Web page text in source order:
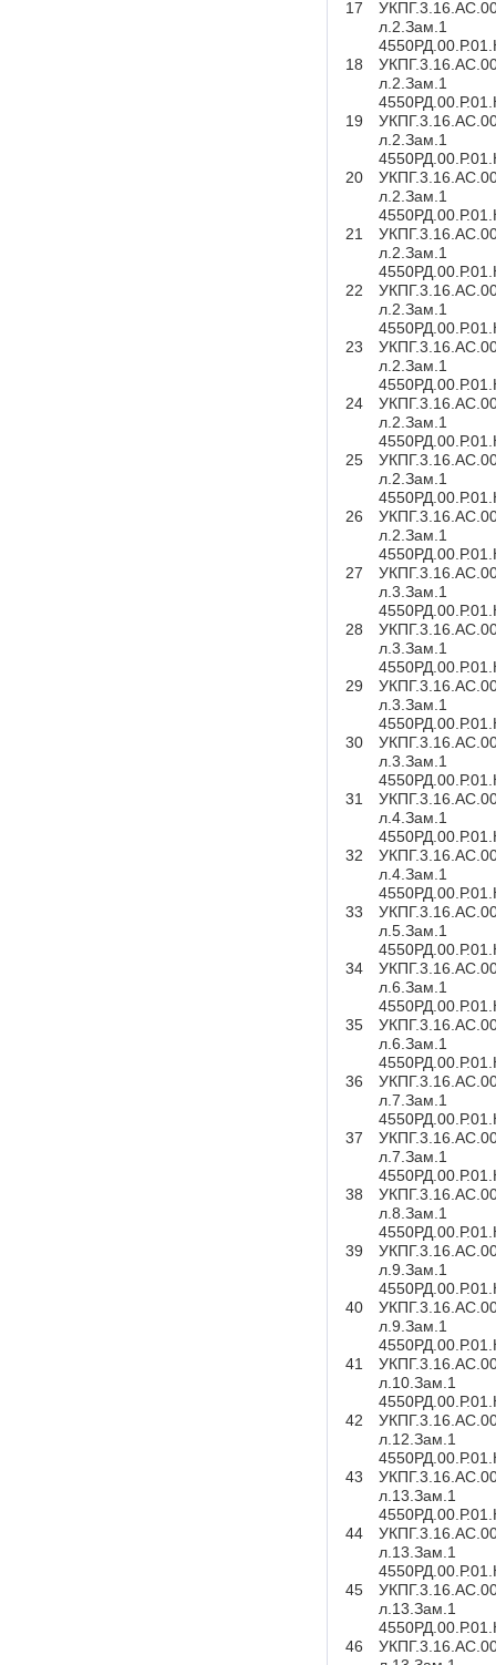
17
л.2.Зам.1
18
л.2.Зам.1
19
л.2.Зам.1
20
л.2.Зам.1
21
л.2.Зам.1
22
л.2.Зам.1
23
л.2.Зам.1
24
л.2.Зам.1
25
л.2.Зам.1
26
л.2.Зам.1
27
л.3.Зам.1
28
л.3.Зам.1
29
л.3.Зам.1
30
л.3.Зам.1
31
л.4.Зам.1
32
л.4.Зам.1
33
л.5.Зам.1
34
л.6.Зам.1
35
л.6.Зам.1
36
л.7.Зам.1
37
л.7.Зам.1
38
л.8.Зам.1
39
л.9.Зам.1
40
л.9.Зам.1
41
л.10.Зам.1
42
л.12.Зам.1
43
л.13.Зам.1
44
л.13.Зам.1
45
л.13.Зам.1
46